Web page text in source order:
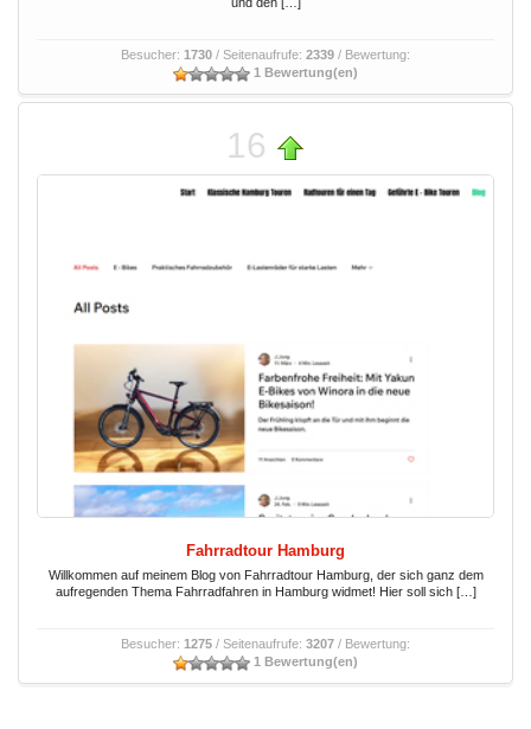
Besucher: 1730 / Seitenaufrufe: 2339 / Bewertung:
1 Bewertung(en)
16
Fahrradtour Hamburg
Willkommen auf meinem Blog von Fahrradtour Hamburg, der sich ganz dem
aufregenden Thema Fahrradfahren in Hamburg widmet! Hier soll sich […]
Besucher: 1275 / Seitenaufrufe: 3207 / Bewertung:
1 Bewertung(en)